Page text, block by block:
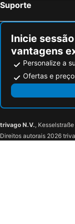
Suporte
Inicie
vantagens
Personalize a
Ofertas e
trivago N.V.,
Direitos autorais 2026